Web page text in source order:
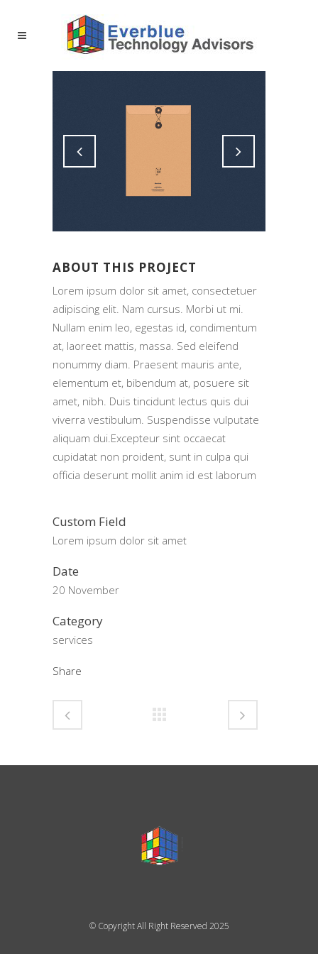
ABOUT THIS PROJECT
Lorem ipsum dolor sit amet, consectetuer
adipiscing elit. Nam cursus. Morbi ut mi.
Nullam enim leo, egestas id, condimentum
at, laoreet mattis, massa. Sed eleifend
nonummy diam. Praesent mauris ante,
elementum et, bibendum at, posuere sit
amet, nibh. Duis tincidunt lectus quis dui
viverra vestibulum. Suspendisse vulputate
aliquam dui.Excepteur sint occaecat
cupidatat non proident, sunt in culpa qui
officia deserunt mollit anim id est laborum
Custom Field
Lorem ipsum dolor sit amet
Date
20 November
Category
services
Share
© Copyright All Right Reserved 2025